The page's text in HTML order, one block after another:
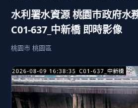
水利署水資源 桃園巿政府水
C01-637_中新橋 即時影像
桃園市 桃園區